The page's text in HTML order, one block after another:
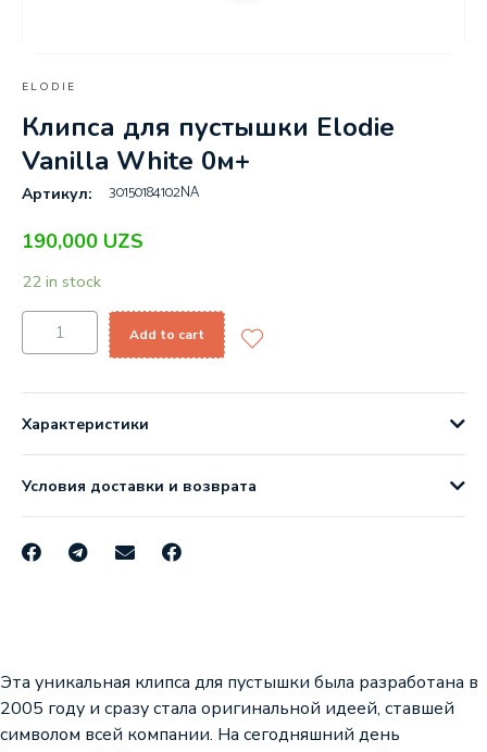
ELODIE
Клипса для пустышки Elodie
Vanilla White 0м+
Артикул: 30150184102NA
190,000 UZS
22 in stock
Add to cart
Характеристики
Условия доставки и возврата
Эта уникальная клипса для пустышки была разработана в
2005 году и сразу стала оригинальной идеей, ставшей
символом всей компании. На сегодняшний день